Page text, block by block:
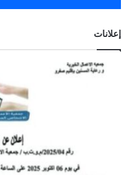
إعلانات